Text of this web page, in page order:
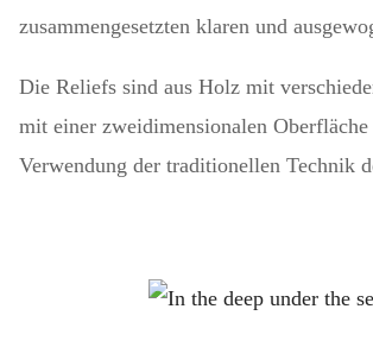
zusammengesetzten klaren und
Die Reliefs sind aus Holz mit
mit einer zweidimensionalen
Verwendung der traditionellen Technik